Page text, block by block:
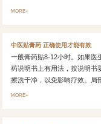
MORE+
中医贴膏药 正确使用才能有效
一般膏药贴8-12小时。如果医
药说明书上有用法，按说明书
擦洗干净，以免影响疗效。局
MORE+